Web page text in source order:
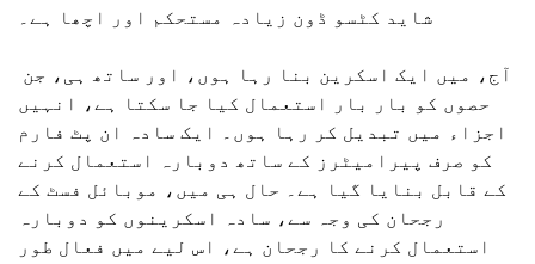
شاید کٹسو ڈون زیادہ مستحکم اور اچھا ہے۔
آج، میں ایک اسکرین بنا رہا ہوں، اور ساتھ ہی، جن
حصوں کو بار بار استعمال کیا جا سکتا ہے، انہیں
اجزاء میں تبدیل کر رہا ہوں۔ ایک سادہ ان پٹ فارم
کو صرف پیرامیٹرز کے ساتھ دوبارہ استعمال کرنے
کے قابل بنایا گیا ہے۔ حال ہی میں، موبائل فسٹ کے
رجحان کی وجہ سے، سادہ اسکرینوں کو دوبارہ
استعمال کرنے کا رجحان ہے، اس لیے میں فعال طور